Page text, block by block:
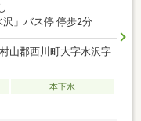
」バス停 停歩2分
山郡西川町大字水沢字
本下水